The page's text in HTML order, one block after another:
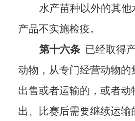
水产苗种以外的其他
产品不实施检疫。
第十六条 已经取得
动物，从专门经营动物的
出售或者运输的，或者动
出、比赛后需要继续运输